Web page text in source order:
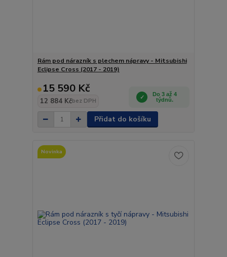
Rám pod nárazník s plechem nápravy - Mitsubishi
Eclipse Cross (2017 - 2019)
15 590 Kč
12 884 Kčbez DPH
Do 3 až 4
týdnů.
Přidat do košíku
Novinka